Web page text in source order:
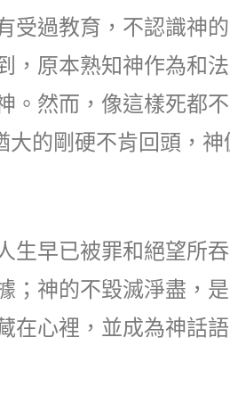
受過教育，不認識神
原本熟知神作為和
。然而，像這樣死都
的剛硬不肯回頭，
早已被罪和絕望所
；神的不毀滅淨盡，
心裡，並成為神話